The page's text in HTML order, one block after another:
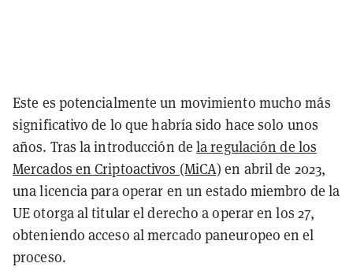
Este es potencialmente un movimiento mucho más
significativo de lo que habría sido hace solo unos
años. Tras la introducción dela regulación de los
Mercados en Criptoactivos (MiCA) en abril de 2023,
una licencia para operar en un estado miembro de la
UE otorga al titular el derecho a operar en los 27,
obteniendo acceso al mercado paneuropeo en el
proceso.